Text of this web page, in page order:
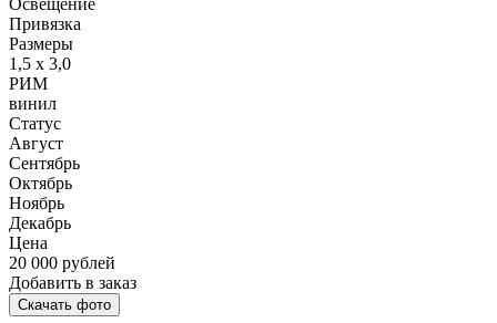
Освещение
Привязка
Размеры
1,5 х 3,0
РИМ
винил
Статус
Август
Сентябрь
Октябрь
Ноябрь
Декабрь
Цена
20 000 рублей
Добавить в заказ
Скачать фото